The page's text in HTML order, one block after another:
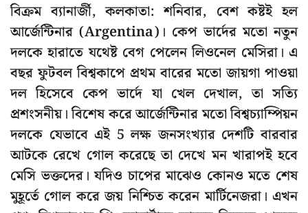
বিক্রম ব্যানার্জী, কলকাতা: শনিবার, বেশ কষ্টই হল
আর্জেন্টিনার (Argentina)। কেপ ভার্দের মতো নতুন
দলকে হারাতে যথেষ্ট বেগ পেলেন লিওনেল মেসিরা। এ
বছর ফুটবল বিশ্বকাপে প্রথম বারের মতো জায়গা পাওয়া
দল হিসেবে কেপ ভার্দে যা খেল দেখাল, তা সত্যি
প্রশংসনীয়। বিশেষ করে আর্জেন্টিনার মতো বিশ্বচ্যাম্পিয়ন
দলকে যেভাবে এই 5 লক্ষ জনসংখ্যার দেশটি বারবার
আটকে রেখে গোল করেছে তা দেখে মন খারাপই হবে
মেসি ভক্তদের। যদিও চাপের মাঝেও কোনও মতে শেষ
মুহূর্তে গোল করে জয় নিশ্চিত করেন মার্টিনেজরা। এখন